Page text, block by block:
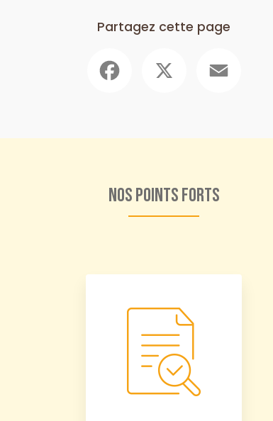
Partagez cette page
Nos points forts